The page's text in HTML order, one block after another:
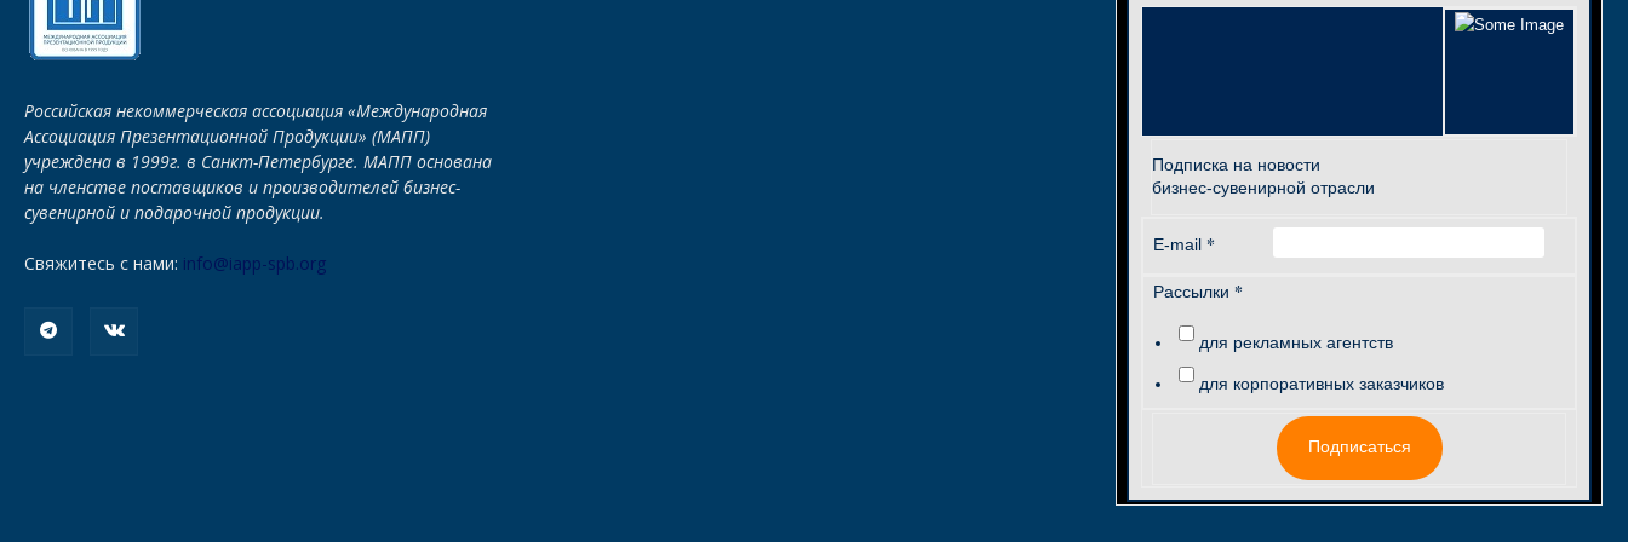
Российская некоммерческая ассоциация «Международная
Ассоциация Презентационной Продукции» (МАПП)
учреждена в 1999г. в Санкт-Петербурге. МАПП основана
на членстве поставщиков и производителей бизнес-
сувенирной и подарочной продукции.
Свяжитесь с нами: info@iapp-spb.org
Подписка на новости
бизнес-сувенирной отрасли
E-mail *
Рассылки *
для рекламных агентств
для корпоративных заказчиков
Подписаться